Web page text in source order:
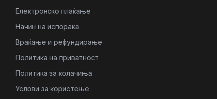
Електронско плаќање
Начин на испорака
Враќање и рефундирање
Политика на приватност
Политика за колачиња
Услови за користење